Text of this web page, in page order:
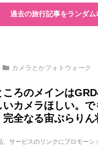
過去の旅行記事をランダム
カメラとかフォトウォーク
ころのメインは
いカメラほしい。で
全なる宙ぶらりん
サービスのリンクにプロモーシ